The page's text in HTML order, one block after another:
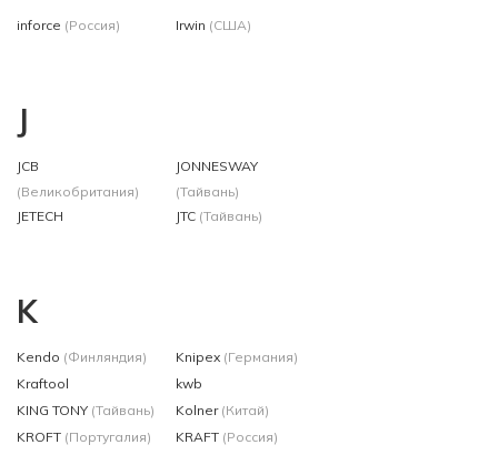
inforce (Россия) Irwin (США)
J
JCB
(Великобритания)
JETECH
JONNESWAY
(Тайвань)
JTC (Тайвань)
K
Kendo (Финляндия)
Kraftool
KING TONY (Тайвань)
KROFT (Португалия)
Knipex (Германия)
kwb
Kolner (Китай)
KRAFT (Россия)